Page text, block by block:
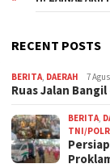
RECENT POSTS
BERITA, DAERAH 7
Ruas Jalan
BERITA,
TNI/